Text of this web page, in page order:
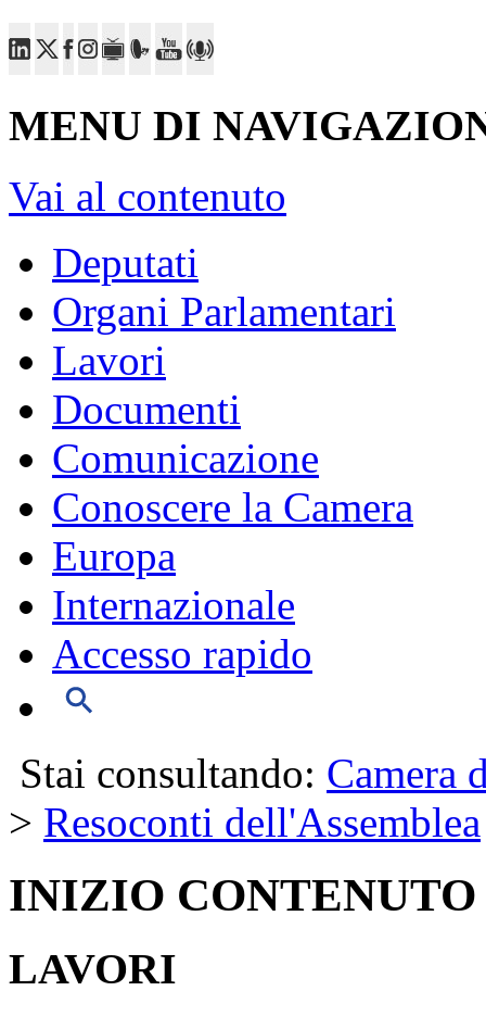
MENU DI
Vai al contenuto
Deputati
Organi Parlamentari
Lavori
Documenti
Comunicazione
Conoscere la Camera
Europa
Internazionale
Accesso rapido
Stai consultando: Camera
> Resoconti dell'Assemblea
INIZIO CONTENUTO
LAVORI